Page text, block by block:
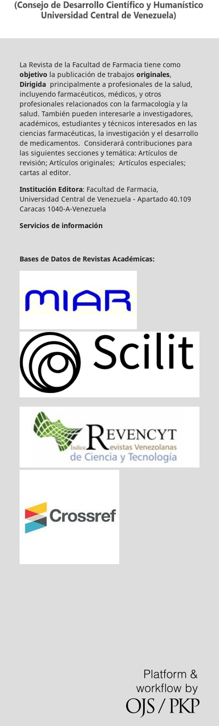
La Revista de la Facultad de Farmacia tiene como
objetivo la publicación de trabajos originales,
Dirigida principalmente a profesionales de la salud,
incluyendo farmacéuticos, médicos, y otros
profesionales relacionados con la farmacología y la
salud. También pueden interesarle a investigadores,
académicos, estudiantes y técnicos interesados en las
ciencias farmacéuticas, la investigación y el desarrollo
de medicamentos. Considerará contribuciones para
las siguientes secciones y temática: Artículos de
revisión; Artículos originales; Artículos especiales;
cartas al editor.
Institución Editora: Facultad de Farmacia,
Universidad Central de Venezuela - Apartado 40.109
Caracas 1040-A-Venezuela
Servicios de información
Bases de Datos de Revistas Académicas: